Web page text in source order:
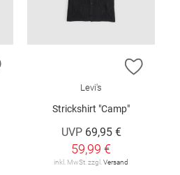
ZUR WUNSCHLISTE HINZUFÜGEN
ZUR
Levi's
Strickshirt "Camp"
UVP 69,95 €
59,99 €
inkl. MwSt. zzgl. Versand